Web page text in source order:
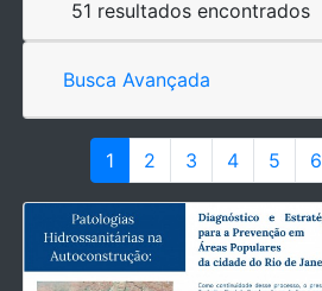
51 resultados encontrados
Busca Avançada
1 2 3 4 5 6